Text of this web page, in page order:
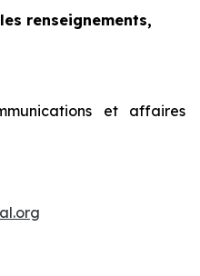
renseignements,
et affaires